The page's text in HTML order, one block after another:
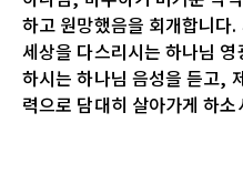
하고 원망했음을 회개합니다
세상을 다스리시는 하나님
하시는 하나님 음성을 듣고,
력으로 담대히 살아가게 하